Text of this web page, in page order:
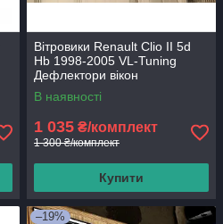
Вітровики Renault Clio II 5d
Hb 1998-2005 VL-Tuning
Дефлектори вікон
В наявності
1 035 ₴/комплект
1 300 ₴/комплект
Купити
–19%